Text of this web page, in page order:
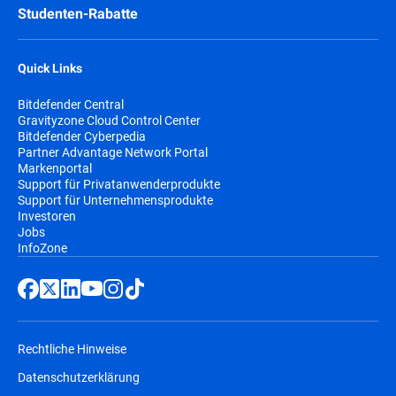
Studenten-Rabatte
Quick Links
Bitdefender Central
Gravityzone Cloud Control Center
Bitdefender Cyberpedia
Partner Advantage Network Portal
Markenportal
Support für Privatanwenderprodukte
Support für Unternehmensprodukte
Investoren
Jobs
InfoZone
Rechtliche Hinweise
Datenschutzerklärung